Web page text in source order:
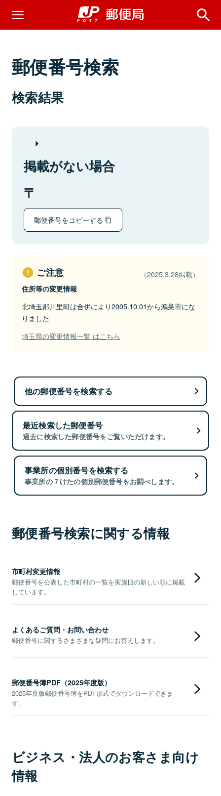
郵便番号検索
検索結果
掲載がない場合
郵便番号をコピーする
ご注意 （2025.3.28掲載）
住所等の変更情報
北埼玉郡川里町は合併により2005.10.01から鴻巣市にな
りました
埼玉県の変更情報一覧 はこちら
他の郵便番号を検索する
最近検索した郵便番号
過去に検索した郵便番号をご覧いただけます。
事業所の個別番号を検索する
事業所の７けたの個別郵便番号をお調べします。
郵便番号検索に関する情報
市町村変更情報
郵便番号を公表した市町村の一覧を実施日の新しい順に掲載
しています。
よくあるご質問・お問い合わせ
郵便番号に関するさまざまな疑問にお答えします。
郵便番号簿PDF（2025年度版）
2025年度版郵便番号簿をPDF形式でダウンロードできま
す。
ビジネス・法人のお客さま向け
情報